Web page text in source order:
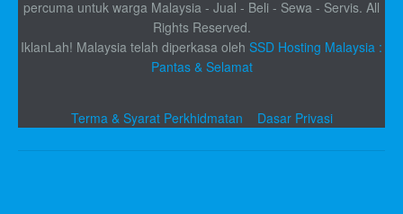
percuma untuk warga Malaysia - Jual - Beli - Sewa - Servis. All
Rights Reserved.
IklanLah! Malaysia telah diperkasa oleh SSD Hosting Malaysia :
Pantas & Selamat
Terma & Syarat Perkhidmatan Dasar Privasi